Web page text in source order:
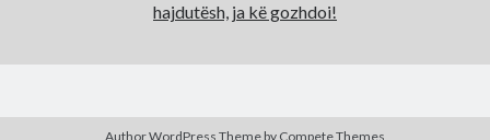
hajdutësh, ja kë gozhdoi!
Author WordPress Theme by Compete Themes